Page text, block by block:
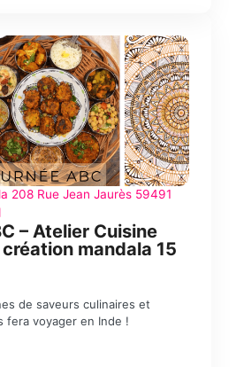
208 Rue Jean Jaurès 59491
– Atelier Cuisine
mandala 15
de saveurs culinaires et
fera voyager en Inde !